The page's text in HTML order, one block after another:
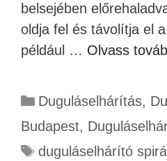
belsejében
oldja fel és távolítja el
például … Olvass
Duguláselhárítás,
Budapest,
duguláselhárító spirál